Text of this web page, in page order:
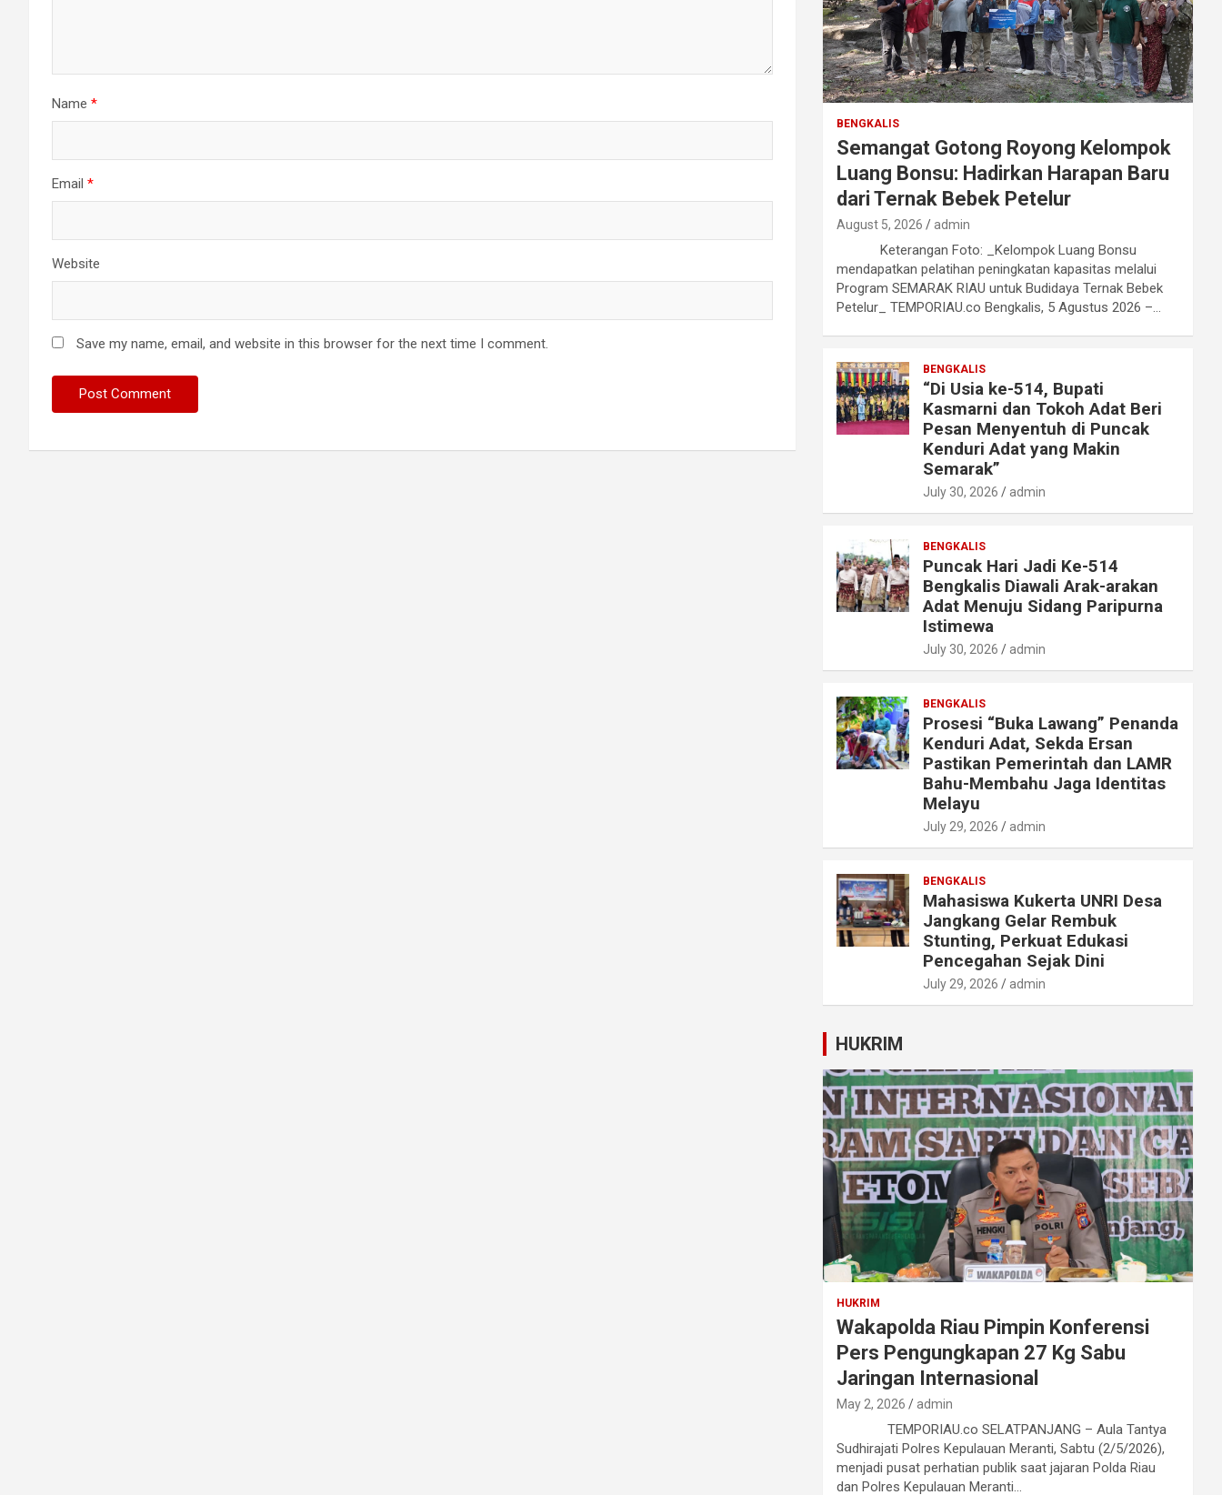
Name *
Email *
Website
Save my name, email, and website in this browser for the next time I comment.
BENGKALIS
Semangat Gotong Royong Kelompok
Luang Bonsu: Hadirkan Harapan Baru
dari Ternak Bebek Petelur
August 5, 2026 admin
Keterangan Foto: _Kelompok Luang Bonsu
mendapatkan pelatihan peningkatan kapasitas melalui
Program SEMARAK RIAU untuk Budidaya Ternak Bebek
Petelur_ TEMPORIAU.co Bengkalis, 5 Agustus 2026 –…
BENGKALIS
“Di Usia ke-514, Bupati
Kasmarni dan Tokoh Adat Beri
Pesan Menyentuh di Puncak
Kenduri Adat yang Makin
Semarak”
July 30, 2026 admin
BENGKALIS
Puncak Hari Jadi Ke-514
Bengkalis Diawali Arak-arakan
Adat Menuju Sidang Paripurna
Istimewa
July 30, 2026 admin
BENGKALIS
Prosesi “Buka Lawang” Penanda
Kenduri Adat, Sekda Ersan
Pastikan Pemerintah dan LAMR
Bahu-Membahu Jaga Identitas
Melayu
July 29, 2026 admin
BENGKALIS
Mahasiswa Kukerta UNRI Desa
Jangkang Gelar Rembuk
Stunting, Perkuat Edukasi
Pencegahan Sejak Dini
July 29, 2026 admin
HUKRIM
HUKRIM
Wakapolda Riau Pimpin Konferensi
Pers Pengungkapan 27 Kg Sabu
Jaringan Internasional
May 2, 2026 admin
TEMPORIAU.co SELATPANJANG – Aula Tantya
Sudhirajati Polres Kepulauan Meranti, Sabtu (2/5/2026),
menjadi pusat perhatian publik saat jajaran Polda Riau
dan Polres Kepulauan Meranti…